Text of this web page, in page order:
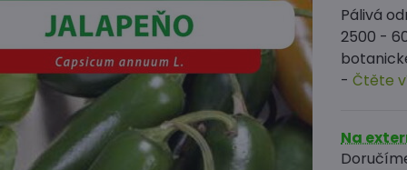
Pálivá
2500 -
-Čtěte
Na